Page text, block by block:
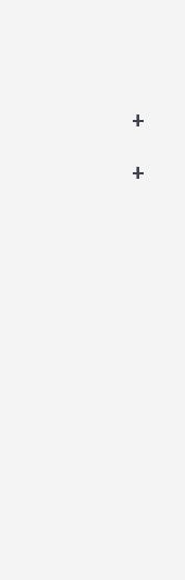
+
+